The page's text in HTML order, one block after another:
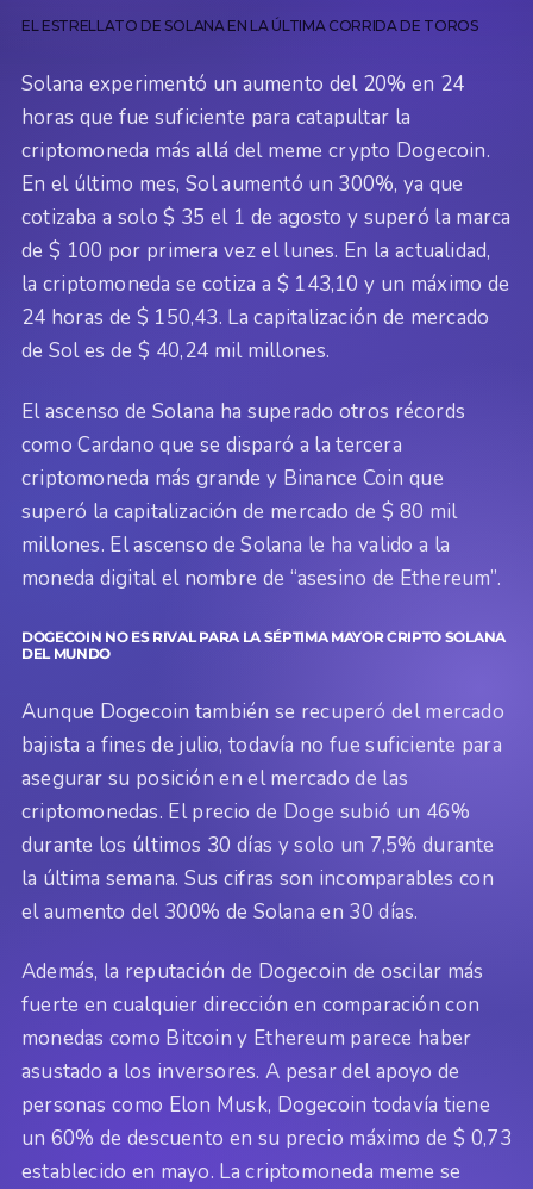
EL ESTRELLATO DE SOLANA EN LA ÚLTIMA CORRIDA DE TOROS
Solana experimentó un aumento del 20% en 24
horas que fue suficiente para catapultar la
criptomoneda más allá del meme crypto Dogecoin.
En el último mes, Sol aumentó un 300%, ya que
cotizaba a solo $ 35 el 1 de agosto y superó la marca
de $ 100 por primera vez el lunes. En la actualidad,
la criptomoneda se cotiza a $ 143,10 y un máximo de
24 horas de $ 150,43. La capitalización de mercado
de Sol es de $ 40,24 mil millones.
El ascenso de Solana ha superado otros récords
como Cardano que se disparó a la tercera
criptomoneda más grande y Binance Coin que
superó la capitalización de mercado de $ 80 mil
millones. El ascenso de Solana le ha valido a la
moneda digital el nombre de “asesino de Ethereum”.
DOGECOIN NO ES RIVAL PARA LA SÉPTIMA MAYOR CRIPTO SOLANA
DEL MUNDO
Aunque Dogecoin también se recuperó del mercado
bajista a fines de julio, todavía no fue suficiente para
asegurar su posición en el mercado de las
criptomonedas. El precio de Doge subió un 46%
durante los últimos 30 días y solo un 7,5% durante
la última semana. Sus cifras son incomparables con
el aumento del 300% de Solana en 30 días.
Además, la reputación de Dogecoin de oscilar más
fuerte en cualquier dirección en comparación con
monedas como Bitcoin y Ethereum parece haber
asustado a los inversores. A pesar del apoyo de
personas como Elon Musk, Dogecoin todavía tiene
un 60% de descuento en su precio máximo de $ 0,73
establecido en mayo. La criptomoneda meme se